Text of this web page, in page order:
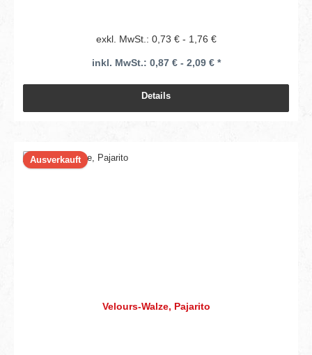
exkl. MwSt.: 0,73 € - 1,76 €
inkl. MwSt.: 0,87 € - 2,09 € *
Details
Ausverkauft
Velours-Walze, Pajarito